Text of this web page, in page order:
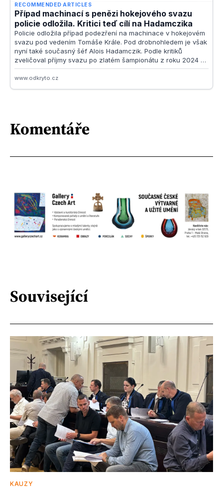
Komentáře
Související
KAUZY